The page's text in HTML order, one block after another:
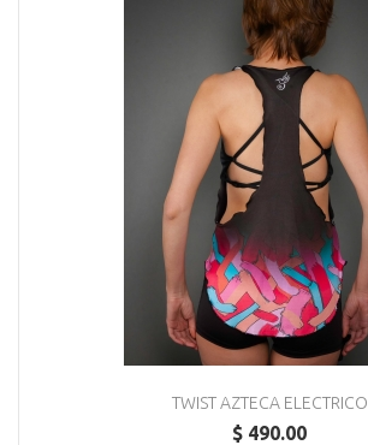
TWIST AZTECA ELECTRICO
$ 490.00